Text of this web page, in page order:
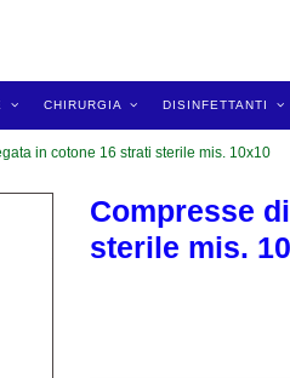
CHIRURGIA DISINFETTANTI
in cotone 16 strati sterile mis. 10x10
Compresse
sterile mis.